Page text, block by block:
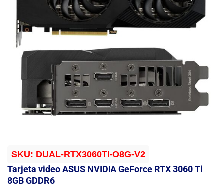
SKU: DUAL-RTX3060TI-O8G-V2
Tarjeta video ASUS NVIDIA GeForce RTX 3060 Ti
8GB GDDR6